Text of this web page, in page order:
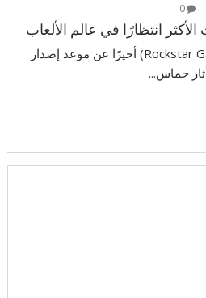
0
أعلنت شركة روكستار (Rockstar Games) أخيرًا عن موعد إصدار